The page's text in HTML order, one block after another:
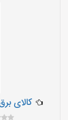
کالای